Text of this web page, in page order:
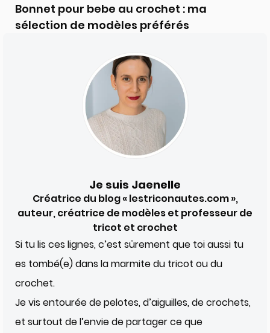
Bonnet pour bebe au crochet : ma
sélection de modèles préférés
Je suis Jaenelle
Créatrice du blog « lestriconautes.com »,
auteur, créatrice de modèles et professeur de
tricot et crochet
Si tu lis ces lignes, c’est sûrement que toi aussi tu
es tombé(e) dans la marmite du tricot ou du
crochet.
Je vis entourée de pelotes, d’aiguilles, de crochets,
et surtout de l’envie de partager ce que